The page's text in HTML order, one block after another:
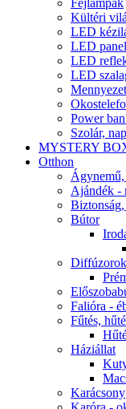
Kültéri
LED
LED panel
LED
LED
Power
Szolár,
MYSTERY
Otthon
Ajándék -
Bútor
Falióra -
Fűtés,
Háziállat
Karácsony